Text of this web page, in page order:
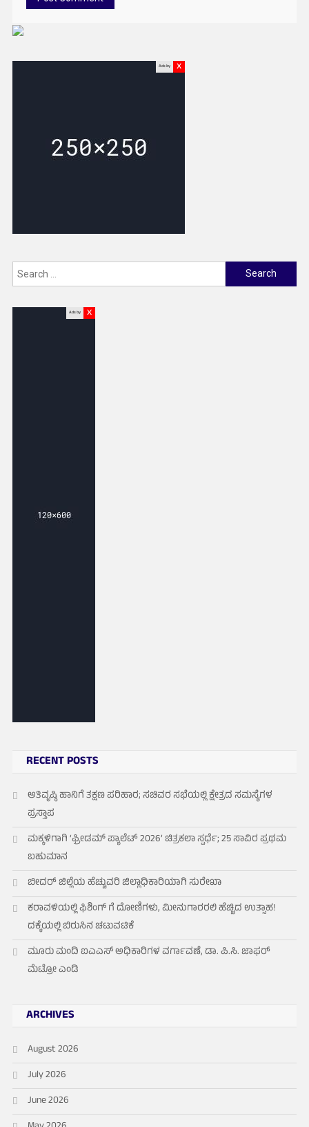
Ads by x
Search
for:
Ads by x
RECENT POSTS
ಅತಿವೃಷ್ಠಿ ಹಾನಿಗೆ ತಕ್ಷಣ ಪರಿಹಾರ; ಸಚಿವರ ಸಭೆಯಲ್ಲಿ ಕ್ಷೇತ್ರದ ಸಮಸ್ಯೆಗಳ
ಪ್ರಸ್ತಾಪ
ಮಕ್ಕಳಿಗಾಗಿ ‘ಫ್ರೀಡಮ್ ಪ್ಯಾಲೆಟ್ 2026’ ಚಿತ್ರಕಲಾ ಸ್ಪರ್ಧೆ; 25 ಸಾವಿರ ಪ್ರಥಮ
ಬಹುಮಾನ
ಬೀದರ್ ಜಿಲ್ಲೆಯ ಹೆಚ್ಚುವರಿ ಜಿಲ್ಲಾಧಿಕಾರಿಯಾಗಿ ಸುರೇಖಾ
ಕರಾವಳಿಯಲ್ಲಿ ಫಿಶಿಂಗ್ ಗೆ ದೋಣಿಗಳು, ಮೀನುಗಾರರಲಿ ಹೆಚ್ಚಿದ ಉತ್ಸಾಹ!
ದಕ್ಕೆಯಲ್ಲಿ ಬಿರುಸಿನ ಚಟುವಟಿಕೆ
ಮೂರು ಮಂದಿ ಐಎಎಸ್ ಅಧಿಕಾರಿಗಳ ವರ್ಗಾವಣೆ, ಡಾ. ಪಿ.ಸಿ. ಜಾಫರ್
ಮೆಟ್ರೋ ಎಂಡಿ
ARCHIVES
August 2026
July 2026
June 2026